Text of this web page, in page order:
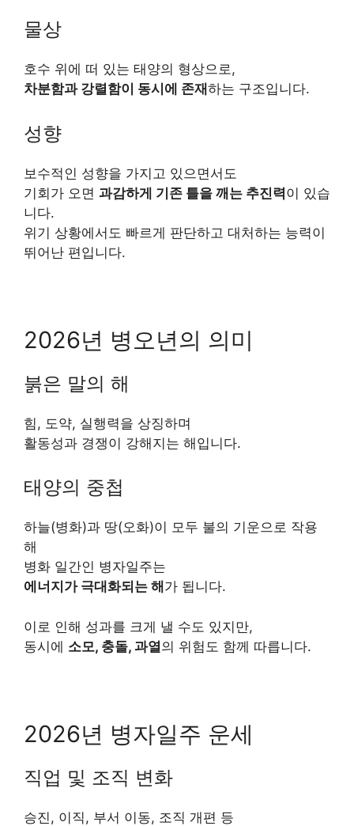
물상
호수 위에 떠 있는 태양의 형상으로,
차분함과 강렬함이 동시에 존재하는 구조입니다.
성향
보수적인 성향을 가지고 있으면서도
기회가 오면 과감하게 기존 틀을 깨는 추진력이 있습
니다.
위기 상황에서도 빠르게 판단하고 대처하는 능력이
뛰어난 편입니다.
2026년 병오년의 의미
붉은 말의 해
힘, 도약, 실행력을 상징하며
활동성과 경쟁이 강해지는 해입니다.
태양의 중첩
하늘(병화)과 땅(오화)이 모두 불의 기운으로 작용
해
병화 일간인 병자일주는
에너지가 극대화되는 해 가 됩니다.
이로 인해 성과를 크게 낼 수도 있지만,
동시에 소모, 충돌, 과열의 위험도 함께 따릅니다.
2026년 병자일주 운세
직업 및 조직 변화
승진, 이직, 부서 이동, 조직 개편 등